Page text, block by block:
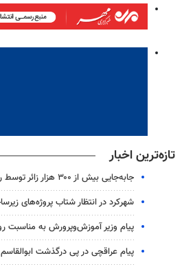
تازه‌ترین اخبار
جابه‌جایی بیش از ۳۰۰ هزار زائر توسط راه‌آهن جنوب
شهرکرد در انتظار شتاب پروژه‌های
پیام وزیر آموزش‌وپرورش به مناسبت
پیام عراقچی در پی درگذشت